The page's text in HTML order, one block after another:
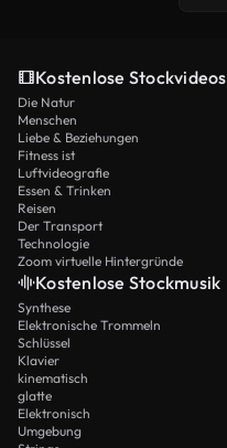
Kostenlose Stockvideos
Die Natur
Menschen
Liebe & Beziehungen
Fitness ist
Luftvideografie
Essen & Trinken
Reisen
Der Transport
Technologie
Zoom virtuelle Hintergründe
Kostenlose Stockmusik
Synthese
Elektronische Trommeln
Schlüssel
Klavier
kinematisch
glatte
Elektronisch
Umgebung